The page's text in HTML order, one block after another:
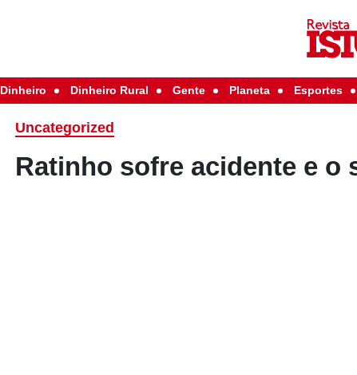
Dinheiro Dinheiro Rural Gente Planeta Esportes
Uncategorized
Ratinho sofre acidente e o